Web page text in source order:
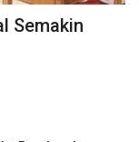
Semakin